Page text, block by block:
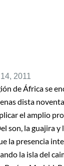
2011
de África se
dista
el amplio
son, la guajira y
la presencia
la isla del